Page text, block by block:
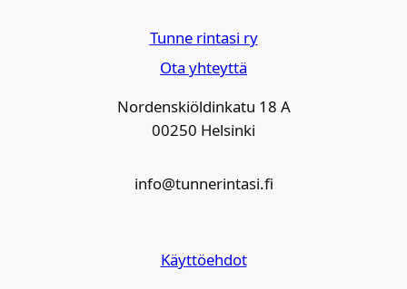
Tunne rintasi ry
Ota yhteyttä
Nordenskiöldinkatu 18 A
00250 Helsinki
info@tunnerintasi.fi
Käyttöehdot